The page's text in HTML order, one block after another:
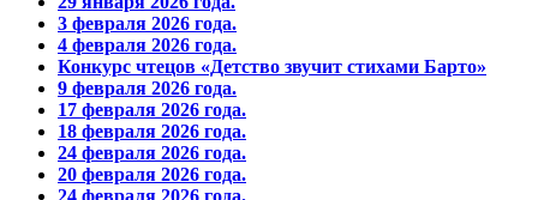
3 февраля 2026 года.
4 февраля 2026 года.
Конкурс чтецов «Детство звучит стихами Барто»
9 февраля 2026 года.
17 февраля 2026 года.
18 февраля 2026 года.
24 февраля 2026 года.
20 февраля 2026 года.
24 февраля 2026 года.